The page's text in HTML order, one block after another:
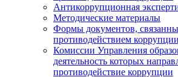
Антикоррупционная
Методические материалы
Формы документов,
противодействием
Комиссии Управления
деятельность которых
противодействие коррупции